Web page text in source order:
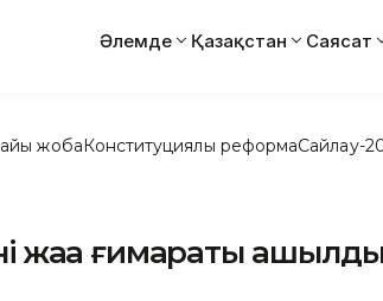
Әлемде Қазақстан Саясат
жобаКонституциялық реформаСайлау-
жаңа ғимараты